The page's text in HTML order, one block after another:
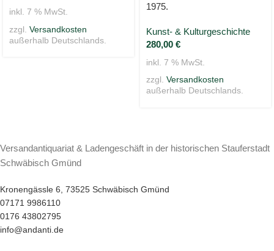
inkl. 7 % MwSt.
zzgl. Versandkosten
außerhalb Deutschlands.
1975.
Kunst- & Kulturgeschichte
280,00 €
inkl. 7 % MwSt.
zzgl. Versandkosten
außerhalb Deutschlands.
Versandantiquariat & Ladengeschäft in der historischen Stauferstadt
Schwäbisch Gmünd
Kronengässle 6, 73525 Schwäbisch Gmünd
07171 9986110
0176 43802795
info@andanti.de